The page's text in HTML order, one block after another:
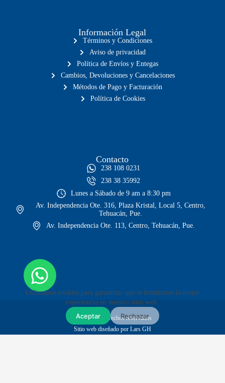
Utilizamos cookies para garantizar que le brindamos la mejor
experiencia en nuestro sitio web.
Aceptar Rechazar
Información Legal
Términos y Condiciones
Aviso de privacidad
Política de Envíos y Entegas
Cambios, Devoluciones y Cancelaciones
Métodos de Pago y Facturación
Política de Cookies
Contacto
238 108 0231
238 38 35992
Lunes a Sábado de 9 am a 8:30 pm
Av. Independencia Ote. 316, Plaza Kristal, Local 5, Centro,
Tehuacán, Pue.
Av. Independencia Ote. 113, Centro, Tehuacán, Pue.
© Todos los derechos reservados
Sitio web diseñado por Lars GH